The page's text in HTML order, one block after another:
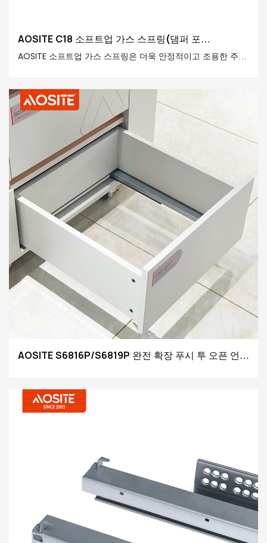
AOSITE C18 소프트업 가스 스프링(댐퍼 포
함)-1785399021251722
AOSITE 소프트업 가스 스프링은 더욱 안정적이고 조용한 주거
필요에 맞춰 문 닫힘 속도와 완충 강도를 조절할 수 있습니다.
또한, 첨단 완충 기술을 적용하여 문의 닫힘 속도를 효과적으로
늦춰 갑작스러운 닫힘으로 인한 안전사고를 예방하고, 소음을
줄여 조용하고 쾌적한 실내 환경을 조성합니다.
AOSITE S6816P/S6819P 완전 확장 푸시 투 오픈 언더